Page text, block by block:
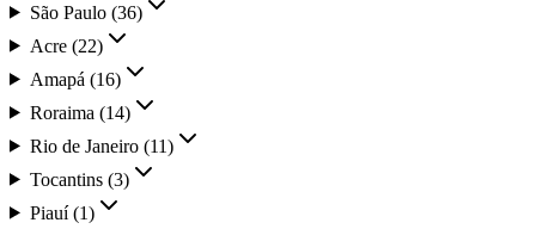
São Paulo (36)
Acre (22)
Amapá (16)
Roraima (14)
Rio de Janeiro (11)
Tocantins (3)
Piauí (1)